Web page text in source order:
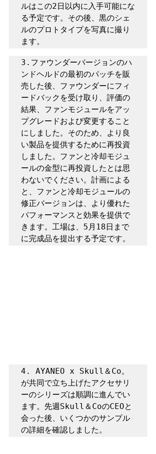
ルはこの2日以内に入手可能にな
る予定です。その後、黒のシェ
ルのプロトタイプを写真に撮り
ます。
3.ファウンダーバージョンのハ
ンドヘルドの最初のパッチを販
売した後、ファウンダーにフィ
ードバックを受け取り、評価の
結果、ファンモジュールをアッ
プグレードおよび変更すること
にしました。そのため、より良
い製品を提供するために再投資
しました。ファンと冷却モジュ
ールの金型に再投資したとは思
わないでください。計画による
と、ファンと冷却モジュールの
修正バージョンは、より優れた
パフォーマンスと効果を提供で
きます。工場は、5月18日まで
に完成品を提出する予定です。
4. AYANEO x Skull＆Co。
が共同で立ち上げたアクセサリ
ーのシリーズは順調に進んでい
ます。先週Skull＆CoのCEOと
会った後、いくつかのサンプル
の詳細を確認しました。